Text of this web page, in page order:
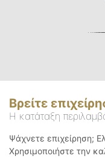
Βρείτε
Η κατάταξη
Ψάχνετε επιχείρηση;
Χρησιμοποιήστε την